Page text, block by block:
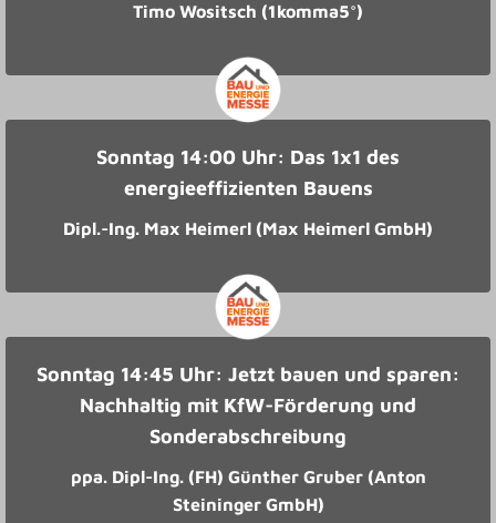
Timo Wositsch (1komma5°)
Sonntag 14:00 Uhr: Das 1x1 des
energieeffizienten Bauens
Dipl.-Ing. Max Heimerl (Max Heimerl GmbH)
Sonntag 14:45 Uhr: Jetzt bauen und sparen:
Nachhaltig mit KfW-Förderung und
Sonderabschreibung
ppa. Dipl-Ing. (FH) Günther Gruber (Anton
Steininger GmbH)